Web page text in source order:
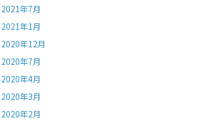
2021年7月
2021年1月
2020年12月
2020年7月
2020年4月
2020年3月
2020年2月